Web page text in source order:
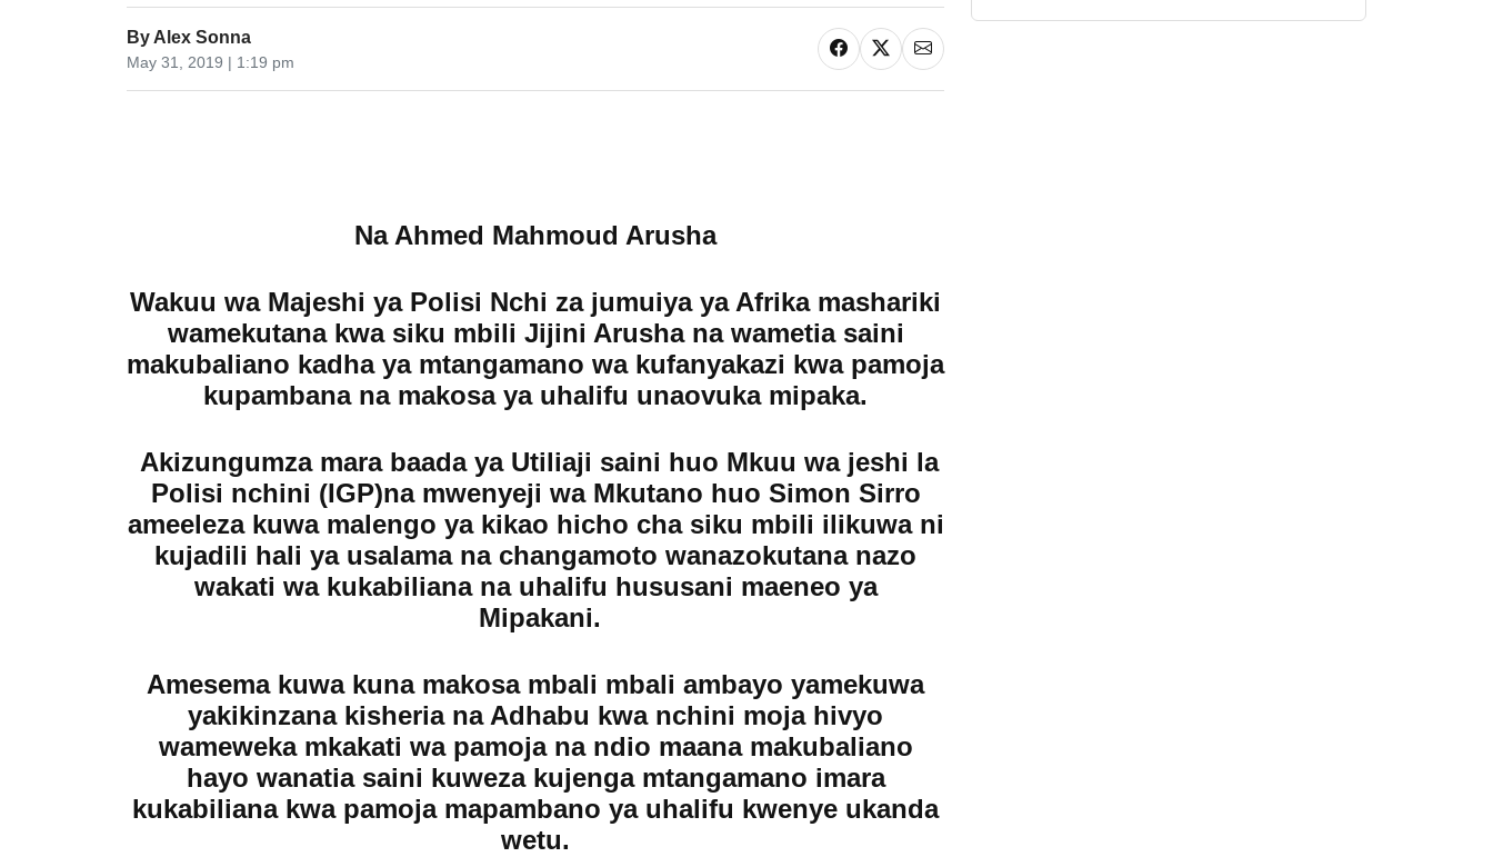
By Alex Sonna
May 31, 2019 | 1:19 pm
Na Ahmed Mahmoud Arusha
Wakuu wa Majeshi ya Polisi Nchi za jumuiya ya Afrika mashariki
wamekutana kwa siku mbili Jijini Arusha na wametia saini
makubaliano kadha ya mtangamano wa kufanyakazi kwa pamoja
kupambana na makosa ya uhalifu unaovuka mipaka.
Akizungumza mara baada ya Utiliaji saini huo Mkuu wa jeshi la
Polisi nchini (IGP)na mwenyeji wa Mkutano huo Simon Sirro
ameeleza kuwa malengo ya kikao hicho cha siku mbili ilikuwa ni
kujadili hali ya usalama na changamoto wanazokutana nazo
wakati wa kukabiliana na uhalifu hususani maeneo ya
Mipakani.
Amesema kuwa kuna makosa mbali mbali ambayo yamekuwa
yakikinzana kisheria na Adhabu kwa nchini moja hivyo
wameweka mkakati wa pamoja na ndio maana makubaliano
hayo wanatia saini kuweza kujenga mtangamano imara
kukabiliana kwa pamoja mapambano ya uhalifu kwenye ukanda
wetu.